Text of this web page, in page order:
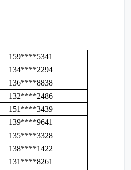
159****5341
134****2294
136****8838
132****2486
151****3439
139****9641
135****3328
138****1422
131****8261